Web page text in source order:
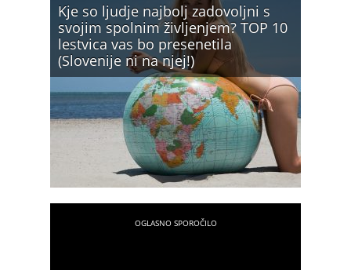
Kje so ljudje najbolj zadovoljni s
svojim spolnim življenjem? TOP 10
lestvica vas bo presenetila
(Slovenije ni na njej!)